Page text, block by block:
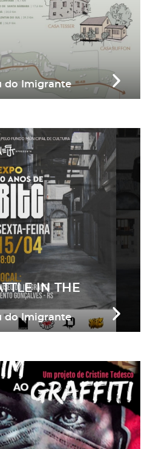
do Imigrante
IN THE
do Imigrante